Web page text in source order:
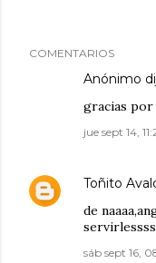
COMENTARIOS
Anónimo
gracias por
jue sept 14,
Toñito
de
sáb sept 16,